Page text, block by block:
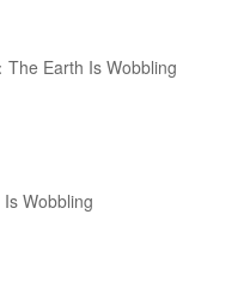
The Earth Is Wobbling
Wobbling